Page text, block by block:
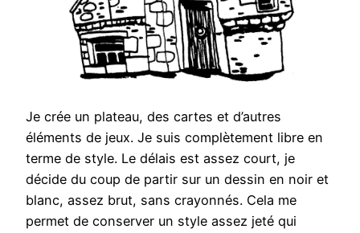
Je crée un plateau, des cartes et d’autres
éléments de jeux. Je suis complètement libre en
terme de style. Le délais est assez court, je
décide du coup de partir sur un dessin en noir et
blanc, assez brut, sans crayonnés. Cela me
permet de conserver un style assez jeté qui